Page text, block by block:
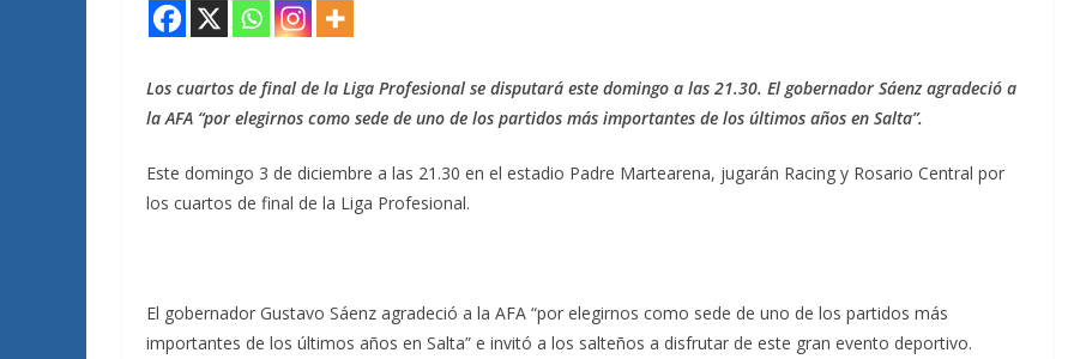
Los cuartos de final de la Liga Profesional se disputará este domingo a las 21.30. El gobernador Sáenz agradeció a
la AFA “por elegirnos como sede de uno de los partidos más importantes de los últimos años en Salta”.
Este domingo 3 de diciembre a las 21.30 en el estadio Padre Martearena, jugarán Racing y Rosario Central por
los cuartos de final de la Liga Profesional.
El gobernador Gustavo Sáenz agradeció a la AFA “por elegirnos como sede de uno de los partidos más
importantes de los últimos años en Salta” e invitó a los salteños a disfrutar de este gran evento deportivo.